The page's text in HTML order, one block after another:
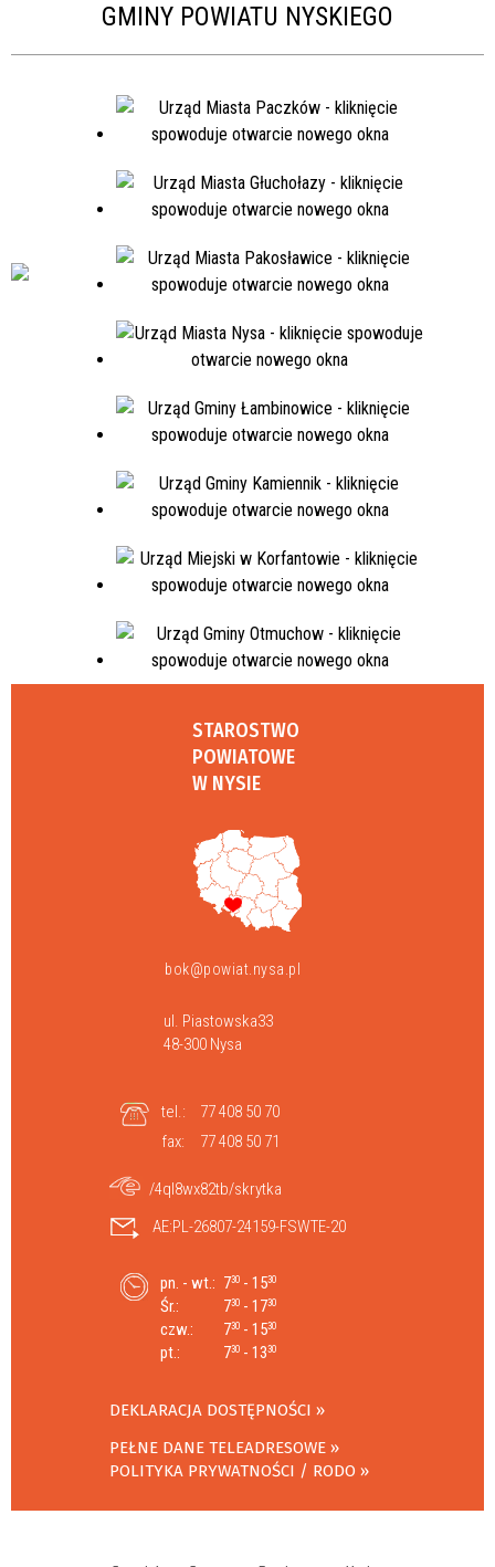
GMINY POWIATU NYSKIEGO
STAROSTWO
POWIATOWE
W NYSIE
bok@powiat.nysa.pl
ul. Piastowska33
48-300 Nysa
tel.:
77 408 50 70
fax:
77 408 50 71
/4ql8wx82tb/skrytka
AE:PL-26807-24159-FSWTE-20
pn. - wt.: 730 - 1530
Śr.: 730 - 1730
czw.: 730 - 1530
pt.: 730 - 1330
DEKLARACJA DOSTĘPNOŚCI
PEŁNE DANE TELEADRESOWE
POLITYKA PRYWATNOŚCI / RODO